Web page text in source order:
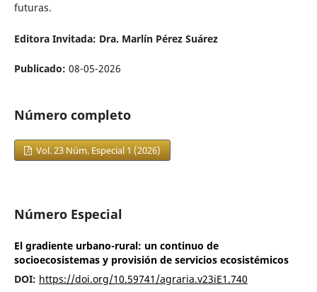
futuras.
Editora Invitada: Dra. Marlín Pérez Suárez
Publicado: 08-05-2026
Número completo
Vol. 23 Núm. Especial 1 (2026)
Número Especial
El gradiente urbano-rural: un continuo de
socioecosistemas y provisión de servicios ecosistémicos
DOI: https://doi.org/10.59741/agraria.v23iE1.740